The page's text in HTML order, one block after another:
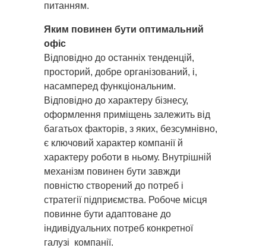
питанням.
Яким повинен бути оптимальний
офіс
Відповідно до останніх тенденцій,
просторий, добре організований, і,
насамперед функціональним.
Відповідно до характеру бізнесу,
оформлення приміщень залежить від
багатьох факторів, з яких, безсумнівно,
є ключовий характер компанії й
характеру роботи в ньому. Внутрішній
механізм повинен бути завжди
повністю створений до потреб і
стратегії підприємства. Робоче місця
повинне бути адаптоване до
індивідуальних потреб конкретної
галузі компанії.